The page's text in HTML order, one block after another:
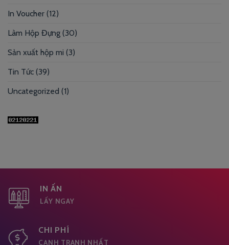
In Voucher (12)
Làm Hộp Đựng (30)
Sản xuất hộp mi (3)
Tin Tức (39)
Uncategorized (1)
IN ẤN
LẤY NGAY
CHI PHÍ
CẠNH TRANH NHẤT